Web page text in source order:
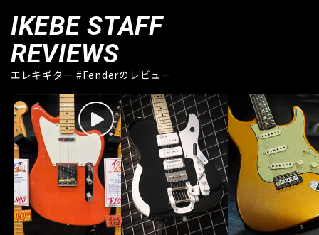
IKEBE STAFF
REVIEWS
エレキギター #Fenderのレビュー